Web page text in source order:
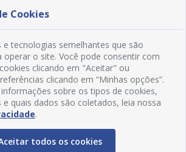
Redes Sociais
Cookies
tecnologias semelhantes que são
operar o site. Você pode consentir com
clicando em "Aceitar" ou
clicando em “Minhas opções”.
sobre os tipos de cookies,
quais dados são coletados, leia nossa
.
todos os cookies